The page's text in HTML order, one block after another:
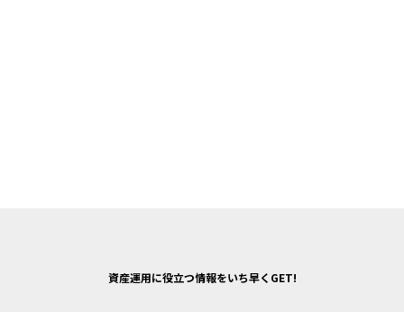
資産運用に役立つ情報をいち早くGET!